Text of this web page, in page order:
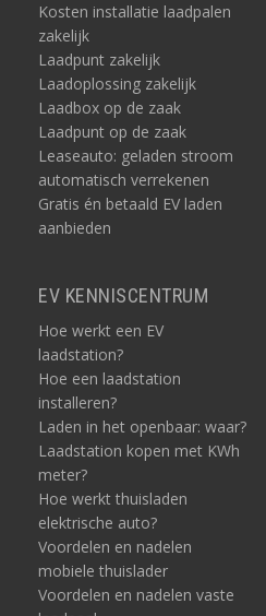
Kosten installatie laadpalen
zakelijk
Laadpunt zakelijk
Laadoplossing zakelijk
Laadbox op de zaak
Laadpunt op de zaak
Leaseauto: geladen stroom
automatisch verrekenen
Gratis én betaald EV laden
aanbieden
EV KENNISCENTRUM
Hoe werkt een EV
laadstation?
Hoe een laadstation
installeren?
Laden in het openbaar: waar?
Laadstation kopen met KWh
meter?
Hoe werkt thuisladen
elektrische auto?
Voordelen en nadelen
mobiele thuislader
Voordelen en nadelen vaste